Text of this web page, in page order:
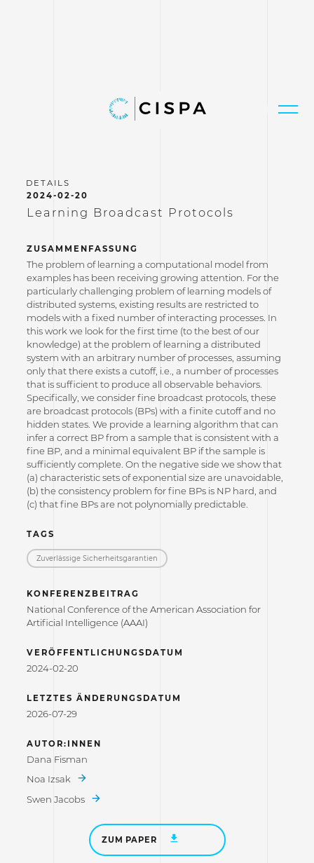
2024-02-20
Learning Broadcast Protocols
ZUSAMMENFASSUNG
The problem of learning a computational model from
examples has been receiving growing attention. For the
particularly challenging problem of learning models of
distributed systems, existing results are restricted to
models with a fixed number of interacting processes. In
this work we look for the first time (to the best of our
knowledge) at the problem of learning a distributed
system with an arbitrary number of processes, assuming
only that there exists a cutoff, i.e., a number of processes
that is sufficient to produce all observable behaviors.
Specifically, we consider fine broadcast protocols, these
are broadcast protocols (BPs) with a finite cutoff and no
hidden states. We provide a learning algorithm that can
infer a correct BP from a sample that is consistent with a
fine BP, and a minimal equivalent BP if the sample is
sufficiently complete. On the negative side we show that
(a) characteristic sets of exponential size are unavoidable,
(b) the consistency problem for fine BPs is NP hard, and
(c) that fine BPs are not polynomially predictable.
TAGS
Zuverlässige Sicherheitsgarantien
KONFERENZBEITRAG
National Conference of the American Association for
Artificial Intelligence (AAAI)
VERÖFFENTLICHUNGSDATUM
2024-02-20
LETZTES ÄNDERUNGSDATUM
2026-07-29
AUTOR:INNEN
Dana Fisman
Noa Izsak
Swen Jacobs
ZUM PAPER